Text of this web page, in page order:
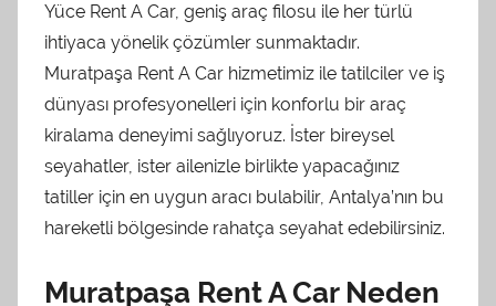
Yüce Rent A Car, geniş araç filosu ile her türlü
ihtiyaca yönelik çözümler sunmaktadır.
Muratpaşa Rent A Car hizmetimiz ile tatilciler ve iş
dünyası profesyonelleri için konforlu bir araç
kiralama deneyimi sağlıyoruz. İster bireysel
seyahatler, ister ailenizle birlikte yapacağınız
tatiller için en uygun aracı bulabilir, Antalya’nın bu
hareketli bölgesinde rahatça seyahat edebilirsiniz.
Muratpaşa Rent A Car Neden